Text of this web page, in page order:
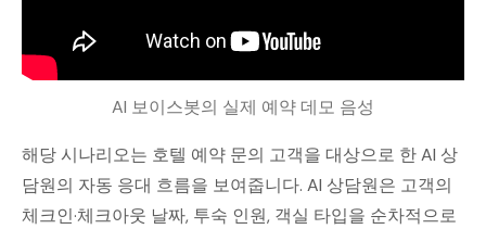
AI 보이스봇의 실제 예약 데모 음성
해당 시나리오는 호텔 예약 문의 고객을 대상으로 한 AI 상
담원의 자동 응대 흐름을 보여줍니다. AI 상담원은 고객의
체크인·체크아웃 날짜, 투숙 인원, 객실 타입을 순차적으로